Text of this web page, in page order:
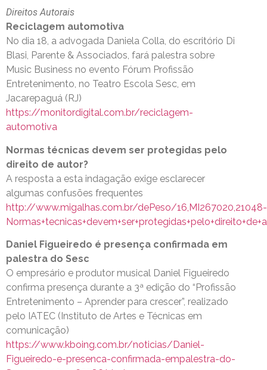
Direitos Autorais
Reciclagem automotiva
No dia 18, a advogada Daniela Colla, do escritório Di
Blasi, Parente & Associados, fará palestra sobre
Music Business no evento Fórum Profissão
Entretenimento, no Teatro Escola Sesc, em
Jacarepaguá (RJ)
https://monitordigital.com.br/reciclagem-
automotiva
Normas técnicas devem ser protegidas pelo
direito de autor?
A resposta a esta indagação exige esclarecer
algumas confusões frequentes
http://www.migalhas.com.br/dePeso/16,MI267020,21048-
Daniel Figueiredo é presença confirmada em
palestra do Sesc
O empresário e produtor musical Daniel Figueiredo
confirma presença durante a 3ª edição do “Profissão
Entretenimento – Aprender para crescer”, realizado
pelo IATEC (Instituto de Artes e Técnicas em
comunicação)
https://www.kboing.com.br/noticias/Daniel-
Figueiredo-e-presenca-confirmada-empalestra-do-